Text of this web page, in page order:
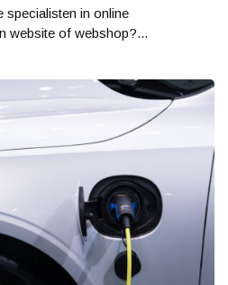
specialisten in online
website of webshop?...